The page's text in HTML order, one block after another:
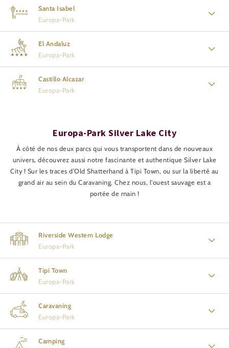
Santa Isabel
Europa-Park
El Andaluz
Europa-Park
Castillo Alcazar
Europa-Park
Europa-Park Silver Lake City
À côté de nos deux parcs qui vous transportent dans de nouveaux
univers, découvrez aussi notre fascinante et authentique Silver Lake
City ! Sur les traces d’Old Shatterhand à Tipi Town, ou sur la liberté au
grand air au sein du Caravaning. Chez nous, l'ouest sauvage est a
portée de main !
Riverside Western Lodge
Europa-Park
Tipi Town
Europa-Park
Caravaning
Europa-Park
Camping